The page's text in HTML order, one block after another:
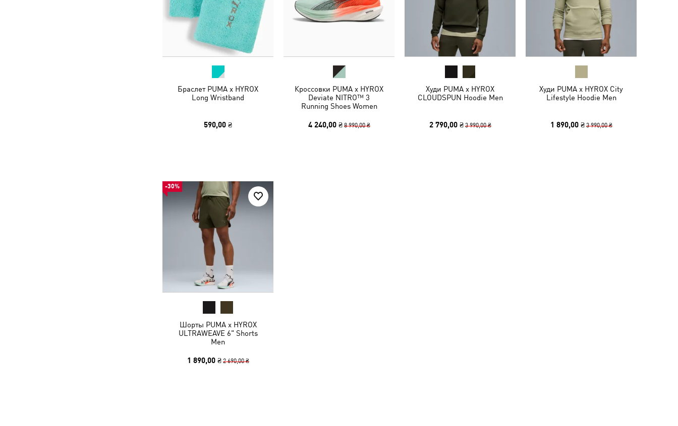
Браслет PUMA x HYROX
Long Wristband
590,00 ₴
Кроссовки PUMA x HYROX
Deviate NITRO™ 3
Running Shoes Women
4 240,00 ₴ 8 990,00 ₴
Худи PUMA x HYROX
CLOUDSPUN Hoodie Men
2 790,00 ₴ 3 990,00 ₴
Худи PUMA x HYROX City
Lifestyle Hoodie Men
1 890,00 ₴ 3 990,00 ₴
-30%
Шорты PUMA x HYROX
ULTRAWEAVE 6" Shorts
Men
1 890,00 ₴ 2 690,00 ₴